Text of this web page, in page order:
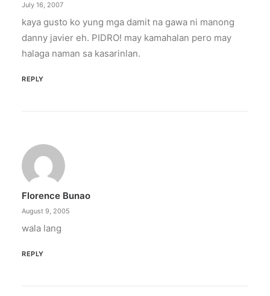
July 16, 2007
kaya gusto ko yung mga damit na gawa ni manong
danny javier eh. PIDRO! may kamahalan pero may
halaga naman sa kasarinlan.
REPLY
Florence Bunao
August 9, 2005
wala lang
REPLY